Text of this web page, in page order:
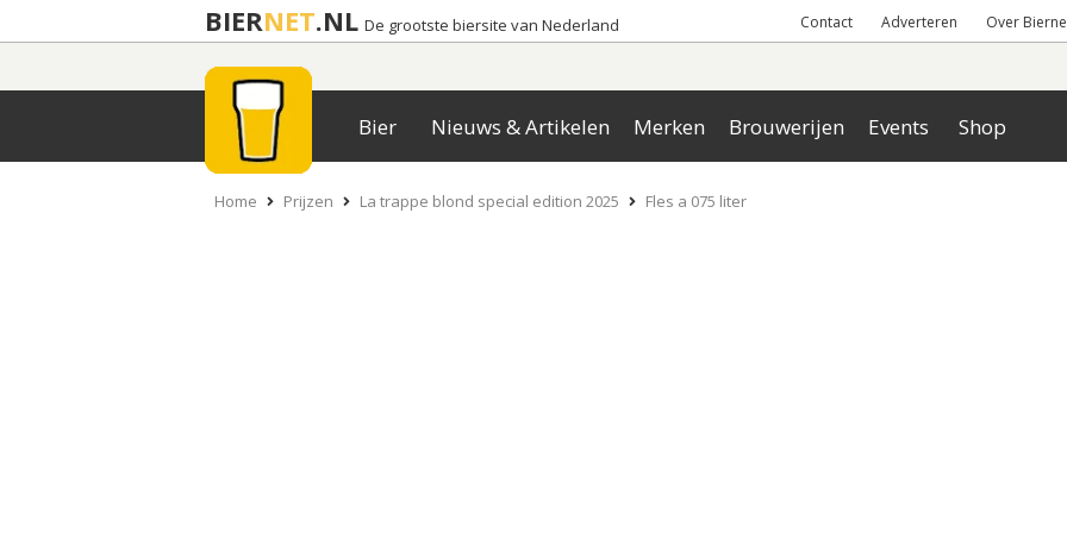
BIERNET.NL De grootste biersite van Nederland Contact Adverteren Over
Bier Nieuws & Artikelen Merken Brouwerijen Events Shop
Home Prijzen La trappe blond special edition 2025 Fles a 075 liter